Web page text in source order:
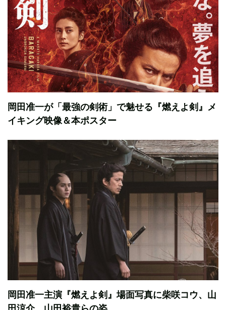
岡田准一が「最強の剣術」で魅せる『燃えよ剣』メ
イキング映像＆本ポスター
岡田准一主演『燃えよ剣』場面写真に柴咲コウ、山